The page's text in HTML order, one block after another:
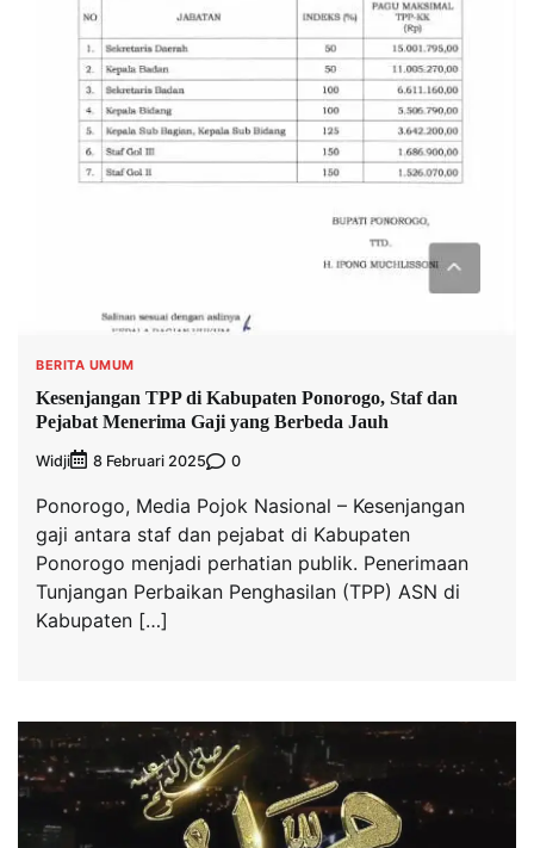
BERITA UMUM
Kesenjangan TPP di Kabupaten Ponorogo, Staf dan
Pejabat Menerima Gaji yang Berbeda Jauh
Widji 8 Februari 2025 0
Ponorogo, Media Pojok Nasional – Kesenjangan
gaji antara staf dan pejabat di Kabupaten
Ponorogo menjadi perhatian publik. Penerimaan
Tunjangan Perbaikan Penghasilan (TPP) ASN di
Kabupaten […]